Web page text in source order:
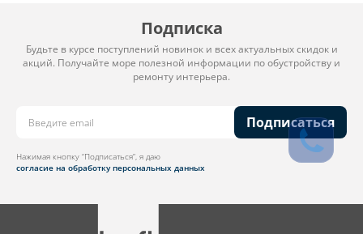
Подписка
Будьте в курсе поступлений новинок и всех актуальных скидок и
акций. Получайте море полезной информации по обустройству и
ремонту интерьера.
Подписаться
Нажимая кнопку “Подписаться”, я даю
согласие на обработку персональных данных